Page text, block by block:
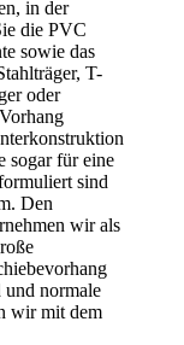
in der
die PVC
sowie das
T-
oder
sogar für eine
sind
Den
wir als
und normale
wir mit dem